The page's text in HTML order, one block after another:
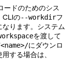
ードのためのシス
CLIの--workdirフ
ります。システム
を渡して
にダウンロ
する場合は、